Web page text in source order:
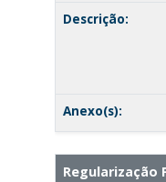
Descrição:
Anexo(s):
Regularização